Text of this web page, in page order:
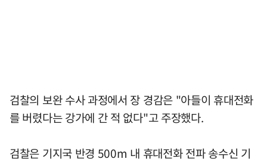
검찰의 보완 수사 과정에서 장 경감은 "아들이 휴대전화
를 버렸다는 강가에 간 적 없다"고 주장했다.
검찰은 기지국 반경 500m 내 휴대전화 전파 송수신 기